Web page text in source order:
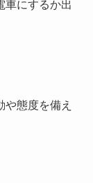
車にするか出
態度を備え